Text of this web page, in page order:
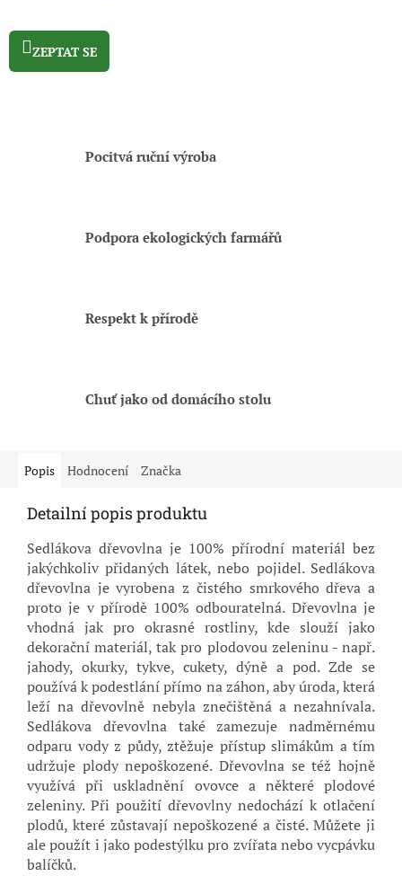
ZEPTAT SE
Pocitvá ruční výroba
Podpora ekologických farmářů
Respekt k přírodě
Chuť jako od domácího stolu
Popis Hodnocení Značka
Detailní popis produktu
Sedlákova dřevovlna je 100% přírodní materiál bez
jakýchkoliv přidaných látek, nebo pojidel. Sedlákova
dřevovlna je vyrobena z čistého smrkového dřeva a
proto je v přírodě 100% odbouratelná. Dřevovlna je
vhodná jak pro okrasné rostliny, kde slouží jako
dekorační materiál, tak pro plodovou zeleninu - např.
jahody, okurky, tykve, cukety, dýně a pod. Zde se
používá k podestlání přímo na záhon, aby úroda, která
leží na dřevovlně nebyla znečištěná a nezahnívala.
Sedlákova dřevovlna také zamezuje nadměrnému
odparu vody z půdy, ztěžuje přístup slimákům a tím
udržuje plody nepoškozené. Dřevovlna se též hojně
využívá při uskladnění ovovce a některé plodové
zeleniny. Při použití dřevovlny nedochází k otlačení
plodů, které zůstavají nepoškozené a čisté. Můžete ji
ale použít i jako podestýlku pro zvířata nebo vycpávku
balíčků.